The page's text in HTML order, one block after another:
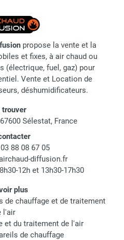
propose la vente et la
et fixes, à air chaud ou
(électrique, fuel, gaz) pour
Vente et Location de
déshumidificateurs.
trouver
Sélestat, France
03 88 08 67 05
diffusion.fr
12h et 13h30-17h30
plus
de chauffage et de traitement
l'air
et du traitement de l'air
de chauffage